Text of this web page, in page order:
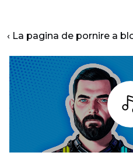
‹ La pagina de pornire a